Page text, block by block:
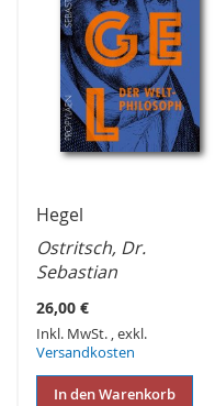
Hegel
Ostritsch, Dr.
Sebastian
26,00 €
Inkl. MwSt. ,exkl.
Versandkosten
In den Warenkorb